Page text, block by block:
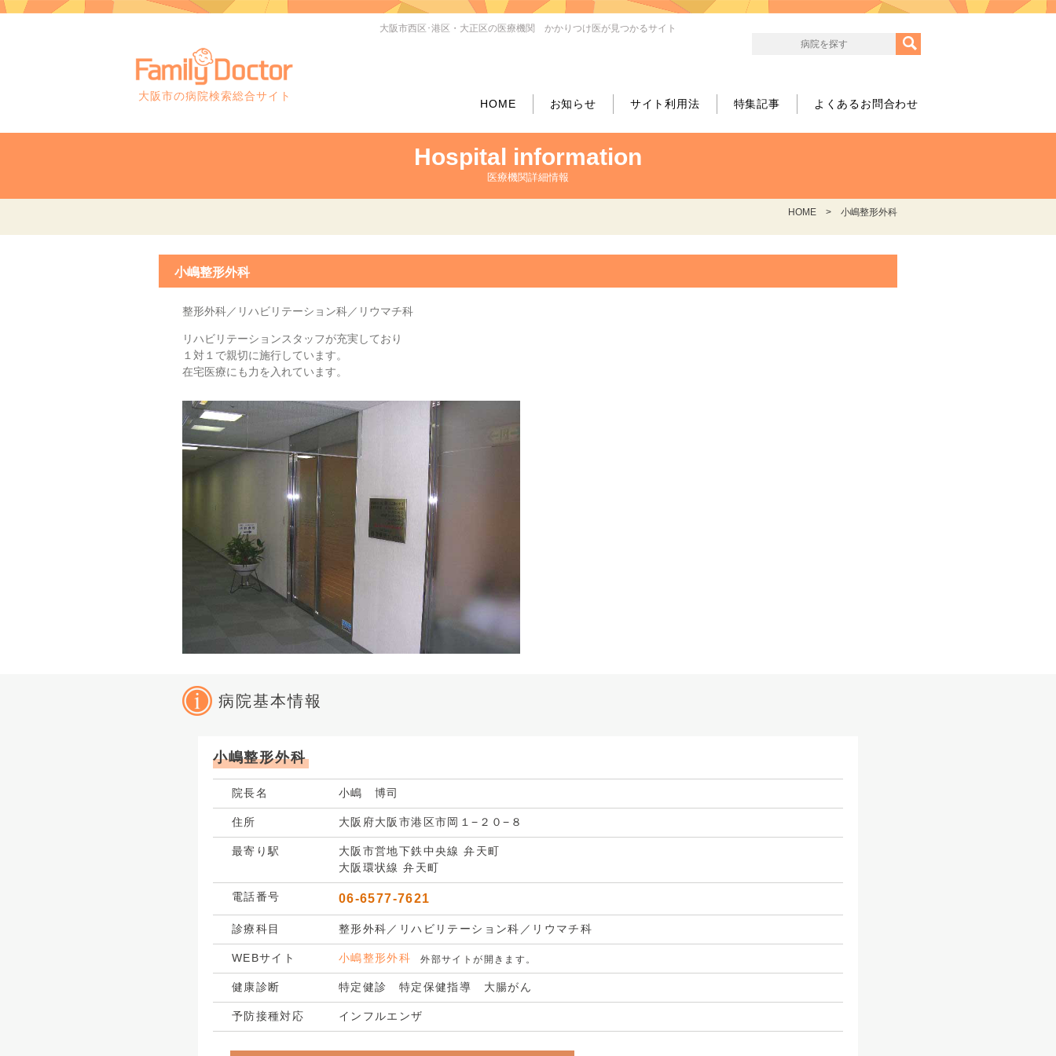
大阪市西区･港区・大正区の医療機関 かかりつけ医が見つかるサイト
大阪市の病院検索総合サイト
HOME お知らせ サイト利用法 特集記事 よくあるお問合わせ
Hospital information
医療機関詳細情報
HOME 小嶋整形外科
小嶋整形外科
整形外科／リハビリテーション科／リウマチ科
リハビリテーションスタッフが充実しており
１対１で親切に施行しています。
在宅医療にも力を入れています。
病院基本情報
小嶋整形外科
院長名 小嶋 博司
住所 大阪府大阪市港区市岡１−２０−８
最寄り駅
大阪市営地下鉄中央線 弁天町
大阪環状線 弁天町
電話番号 06-6577-7621
診療科目 整形外科／リハビリテーション科／リウマチ科
WEBサイト 小嶋整形外科 外部サイトが開きます。
健康診断 特定健診 特定保健指導 大腸がん
予防接種対応 インフルエンザ